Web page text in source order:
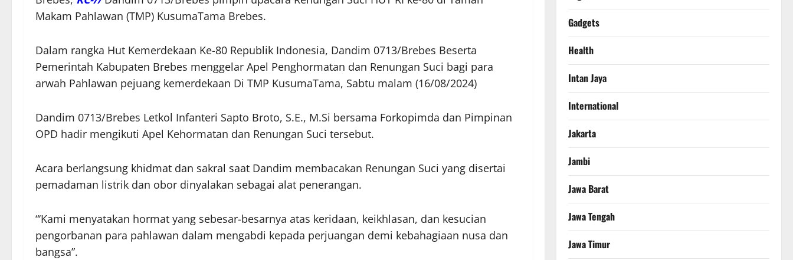
Makam Pahlawan (TMP) KusumaTama Brebes.
Dalam rangka Hut Kemerdekaan Ke-80 Republik Indonesia, Dandim 0713/Brebes Beserta
Pemerintah Kabupaten Brebes menggelar Apel Penghormatan dan Renungan Suci bagi para
arwah Pahlawan pejuang kemerdekaan Di TMP KusumaTama, Sabtu malam (16/08/2024)
Dandim 0713/Brebes Letkol Infanteri Sapto Broto, S.E., M.Si bersama Forkopimda dan Pimpinan
OPD hadir mengikuti Apel Kehormatan dan Renungan Suci tersebut.
Acara berlangsung khidmat dan sakral saat Dandim membacakan Renungan Suci yang disertai
pemadaman listrik dan obor dinyalakan sebagai alat penerangan.
“‘Kami menyatakan hormat yang sebesar-besarnya atas keridaan, keikhlasan, dan kesucian
pengorbanan para pahlawan dalam mengabdi kepada perjuangan demi kebahagiaan nusa dan
bangsa”.
Gadgets
Health
Intan Jaya
International
Jakarta
Jambi
Jawa Barat
Jawa Tengah
Jawa Timur